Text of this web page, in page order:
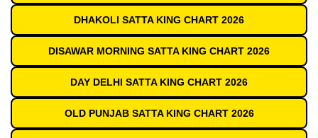
DHAKOLI SATTA KING CHART 2026
DISAWAR MORNING SATTA KING CHART 2026
DAY DELHI SATTA KING CHART 2026
OLD PUNJAB SATTA KING CHART 2026